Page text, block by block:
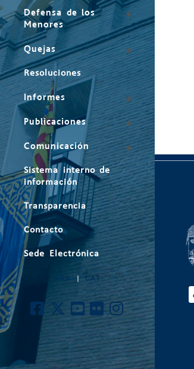
Defensa de los
Menores
Quejas
Resoluciones
Informes
Publicaciones
Comunicación
Sistema interno de
información
Transparencia
Contacto
Sede Electrónica
|CAT